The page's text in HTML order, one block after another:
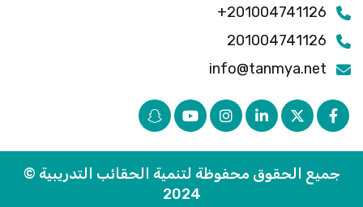
201004741126+
201004741126
info@tanmya.net
جميع الحقوق محفوظة لتنمية الحقائب التدريبية ©
2024